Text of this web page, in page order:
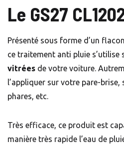
Le GS27
Présenté sous forme d’un
ce traitement anti pluie s’utilise
vitrées de votre voiture.
l’appliquer sur votre pare-
phares, etc.
Très efficace, ce produit est
manière très rapide l’eau de